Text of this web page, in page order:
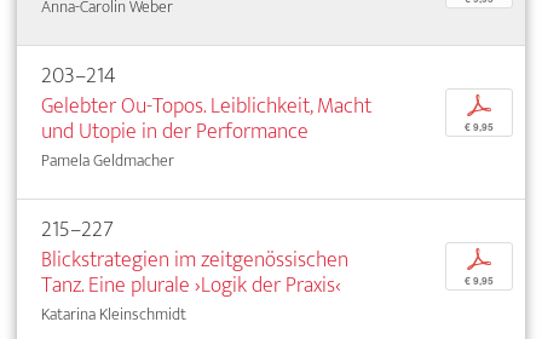
Anna-Carolin Weber
203–214
Gelebter Ou-Topos. Leiblichkeit, Macht
und Utopie in der Performance
Pamela Geldmacher
p
€ 9,95
215–227
Blickstrategien im zeitgenössischen
Tanz. Eine plurale ›Logik der Praxis‹
Katarina Kleinschmidt
p
€ 9,95